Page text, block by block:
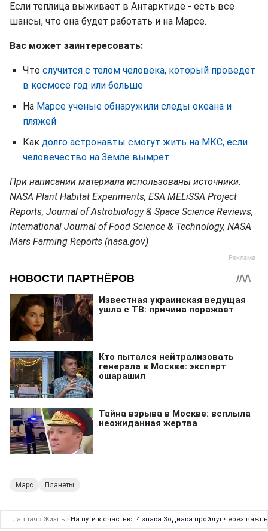
Если теплица выживает в Антарктиде - есть все
шансы, что она будет работать и на Марсе.
Вас может заинтересовать:
Что случится с телом человека, который проведет
в космосе год или больше
На Марсе ученые обнаружили следы океана и
пляжей
Как долго астронавты смогут жить на МКС, если
человечество на Земле вымрет
При написании материала использованы источники:
NASA Plant Habitat Experiments, ESA MELiSSA Project
Reports, Journal of Astrobiology & Space Science Reviews,
International Journal of Food Science & Technology, NASA
Mars Farming Reports (nasa.gov)
Марс Планеты
Главная › Жизнь › На пути к счастью: 4 знака Зодиака пройдут через